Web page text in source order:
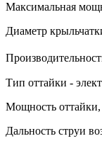
Максимальная
Диаметр
Тип оттайки -
Мощность
Дальность струи